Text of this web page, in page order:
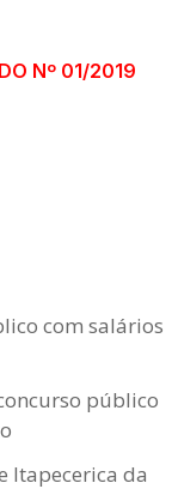
Nº 01/2019
com salários
público
Itapecerica da